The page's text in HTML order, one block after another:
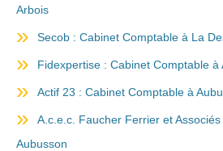
Arbois
Secob : Cabinet Comptable à La
Fidexpertise : Cabinet Comptable à
Actif 23 : Cabinet Comptable à
A.c.e.c. Faucher Ferrier et
Aubusson